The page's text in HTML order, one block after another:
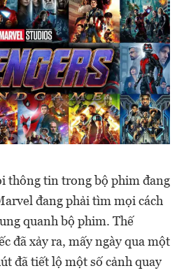
thông tin trong bộ phim đang
đang phải tìm mọi cách
quanh bộ phim. Thế
đã xảy ra, mấy ngày qua một
đã tiết lộ một số cảnh quay